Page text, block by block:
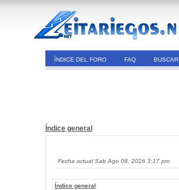
ÍNDICE DEL FORO FAQ BUSCAR
Índice general
Fecha actual Sab Ago 08, 2026 3:17 pm
Índice general